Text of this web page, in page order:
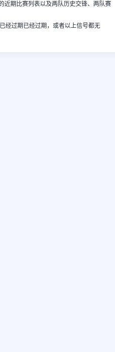
近期比赛列表以及两队历史交锋、两队赛
经过期已经过期，或者以上信号都无